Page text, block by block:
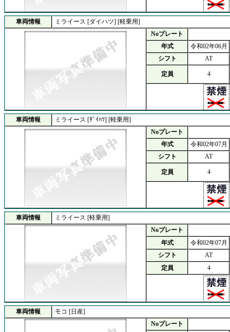
車両情報
ミライース [ダイハツ] [軽乗用]
Noプレート
年式
令和02年06月
シフト
AT
定員 4
車両情報
ミライース [ﾀﾞｲﾊﾂ] [軽乗用]
Noプレート
年式
令和02年07月
シフト
AT
定員 4
車両情報
ミライース [軽乗用]
Noプレート
年式
令和02年07月
シフト
AT
定員
4
車両情報
モコ [日産]
Noプレート